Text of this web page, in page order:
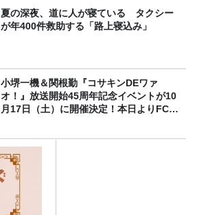
夏の深夜、道に人が寝ている タクシー
が年400件救助する「路上寝込み」
小堺一機＆関根勤『コサキンDEワァ
オ！』放送開始45周年記念イベントが10
月17日（土）に開催決定！本日よりFC先